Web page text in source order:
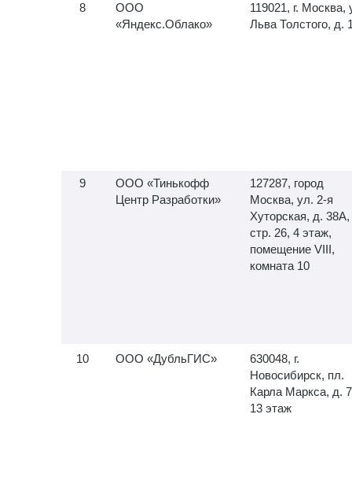
ООО
«Яндекс.Облако»
119021, г. Москва,
Льва Толстого, д.
ООО «Тинькофф
Центр Разработки»
127287, город
Москва, ул. 2-я
Хуторская, д. 38А,
стр. 26, 4 этаж,
помещение VIII,
комната 10
ООО «ДубльГИС»
630048, г.
Новосибирск, пл.
Карла Маркса, д.
13 этаж